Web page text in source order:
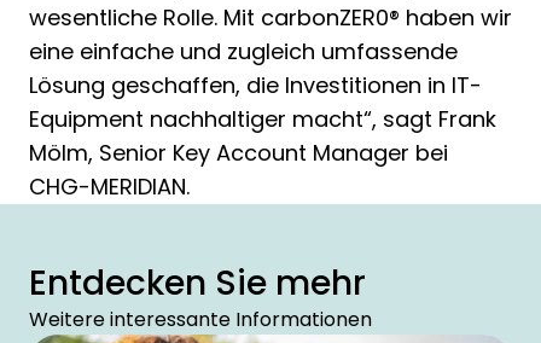
wesentliche Rolle. Mit carbonZER0® haben wir
eine einfache und zugleich umfassende
Lösung geschaffen, die Investitionen in IT-
Equipment nachhaltiger macht“, sagt Frank
Mölm, Senior Key Account Manager bei
CHG-MERIDIAN.
Entdecken Sie mehr
Weitere interessante Informationen